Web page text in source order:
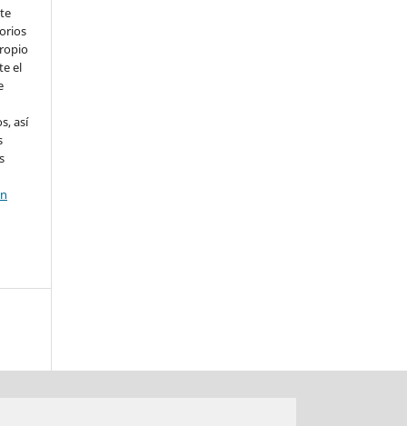
el
así